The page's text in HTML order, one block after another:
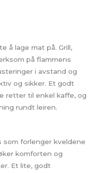
å lage mat på. Grill,
på flammens
i avstand og
og sikker. Et godt
retter til enkel kaffe, og
rundt leiren.
som forlenger kveldene
komforten og
Et lite, godt